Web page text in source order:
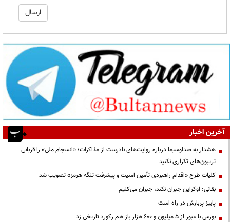
آخرین اخبار
هشدار به صداوسیما درباره روایت‌های نادرست از مذاکرات؛ «انسجام ملی» را قربانی
تریبون‌های تکراری نکنید
کلیات طرح «اقدام راهبردی تأمین امنیت و پیشرفت تنگه هرمز» تصویب شد
بقائی: اوکراین جبران نکند، جبران می‌کنیم
پاییز پربارش در راه است
بورس با عبور از ۵ میلیون و ۶۰۰ هزار باز هم رکورد تاریخی زد